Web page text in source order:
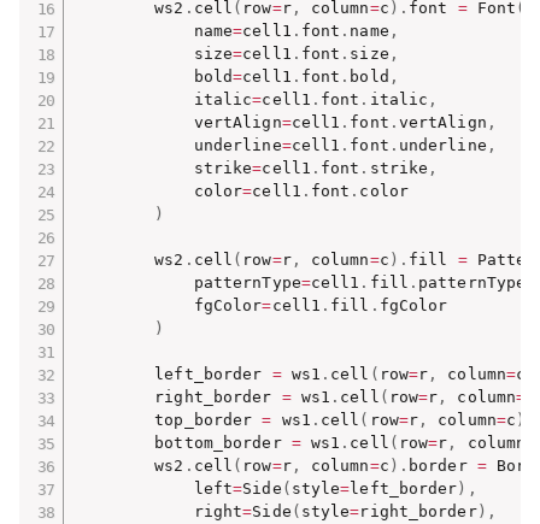
        ws2
. cell ( row=r, column=c ) . font = Font (
            name
=cell1 . font . name ,
            size
=cell1 . font . size ,
            bold
=cell1 . font . bold ,
            italic
=cell1 . font . italic ,
            vertAlign
=cell1 . font . vertAlign ,
            underline
=cell1 . font . underline ,
            strike
=cell1 . font . strike ,
            color
=cell1 . font . color
)
        ws2
. cell ( row=r, column=c ) . fill =
            patternType
=cell1 . fill . patternType
            fgColor
=cell1 . fill . fgColor
)
        left_border
= ws1 . cell ( row=r , column=c
        right_border
= ws1 . cell ( row=r , column=
        top_border
= ws1 . cell ( row=r , column=c )
        bottom_border
= ws1 . cell ( row=r , column
        ws2
. cell ( row=r, column=c ) . border =
            left
=Side ( style=left_border ) ,
            right
=Side ( style=right_border) ,